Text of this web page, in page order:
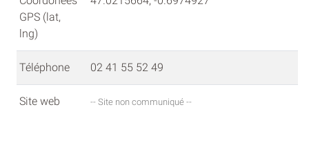
GPS (lat,
lng)
Téléphone 02 41 55 52 49
Site web -- Site non communiqué --